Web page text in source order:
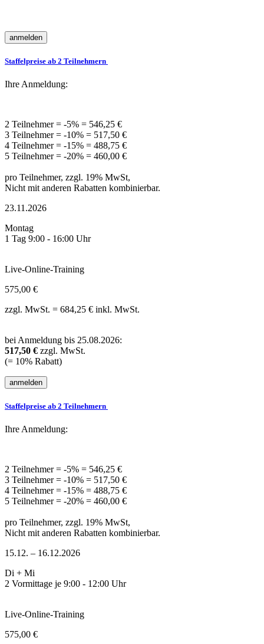
Staffelpreise ab 2 Teilnehmern
Ihre Anmeldung:
2 Teilnehmer = -5% = 546,25 €
3 Teilnehmer = -10% = 517,50 €
4 Teilnehmer = -15% = 488,75 €
5 Teilnehmer = -20% = 460,00 €
pro Teilnehmer, zzgl. 19% MwSt,
Nicht mit anderen Rabatten kombinierbar.
23.11.2026
Montag
1 Tag 9:00 - 16:00 Uhr
Live-Online-Training
575,00 €
zzgl. MwSt. = 684,25 € inkl. MwSt.
bei Anmeldung bis 25.08.2026:
517,50 € zzgl. MwSt.
(= 10% Rabatt)
Staffelpreise ab 2 Teilnehmern
Ihre Anmeldung:
2 Teilnehmer = -5% = 546,25 €
3 Teilnehmer = -10% = 517,50 €
4 Teilnehmer = -15% = 488,75 €
5 Teilnehmer = -20% = 460,00 €
pro Teilnehmer, zzgl. 19% MwSt,
Nicht mit anderen Rabatten kombinierbar.
15.12. – 16.12.2026
Di + Mi
2 Vormittage je 9:00 - 12:00 Uhr
Live-Online-Training
575,00 €